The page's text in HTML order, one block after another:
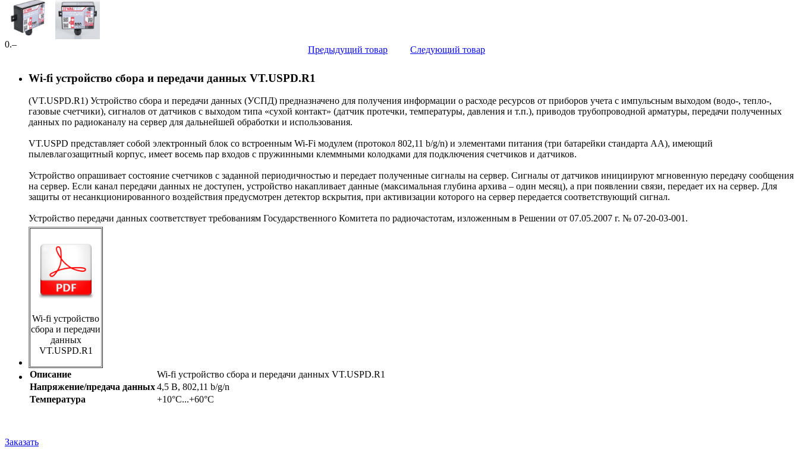
Предыдущий товар Следующий товар
0.–
Wi-fi устройство сбора и передачи данных VT.USPD.R1
(VT.USPD.R1) Устройство сбора и передачи данных (УСПД) предназначено для получения информации о расходе ресурсов от приборов учета с импульсным выходом (водо-, тепло-,
газовые счетчики), сигналов от датчиков с выходом типа «сухой контакт» (датчик протечки, температуры, давления и т.п.), приводов трубопроводной арматуры, передачи полученных
данных по радиоканалу на сервер для дальнейшей обработки и использования.
VT.USPD представляет собой электронный блок со встроенным Wi-Fi модулем (протокол 802,11 b/g/n) и элементами питания (три батарейки стандарта AA), имеющий
пылевлагозащитный корпус, имеет восемь пар входов с пружинными клеммными колодками для подключения счетчиков и датчиков.
Устройство опрашивает состояние счетчиков с заданной периодичностью и передает полученные сигналы на сервер. Сигналы от датчиков инициируют мгновенную передачу сообщения
на сервер. Если канал передачи данных не доступен, устройство накапливает данные (максимальная глубина архива – один месяц), а при появлении связи, передает их на сервер. Для
защиты от несанкционированного воздействия предусмотрен детектор вскрытия, при активизации которого на сервер передается соответствующий сигнал.
Устройство передачи данных соответствует требованиям Государственного Комитета по радиочастотам, изложенным в Решении от 07.05.2007 г. № 07-20-03-001.
Wi-fi устройство
сбора и передачи
данных
VT.USPD.R1
Описание
Wi-fi устройство сбора и передачи данных VT.USPD.R1
Напряжение/предача данных4,5 В, 802,11 b/g/n
Температура
+10°С...+60°С
Заказать